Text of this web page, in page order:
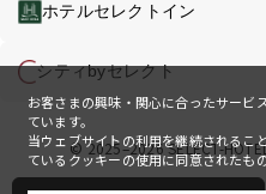
サービス 新規
お知らせよくあるご質問お問い合わせ
ホテルセレクトイン
シティbyセレクト
© 2025–2026 SELECT-
お客さまの興味・関心に合ったサービ
ています。
当ウェブサイトの利用を継続されるこ
ているクッキーの使用に同意されたも